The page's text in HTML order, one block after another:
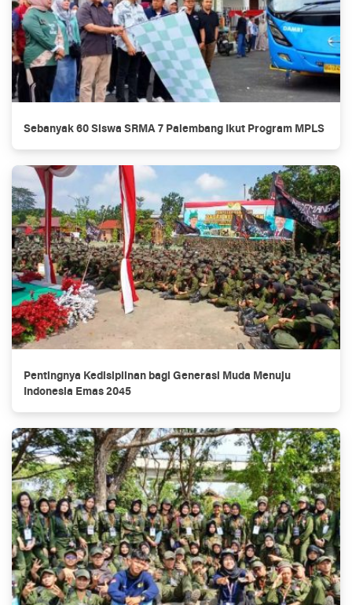
Sebanyak 60 Siswa SRMA 7 Palembang Ikut Program MPLS
Pentingnya Kedisiplinan bagi Generasi Muda Menuju
Indonesia Emas 2045